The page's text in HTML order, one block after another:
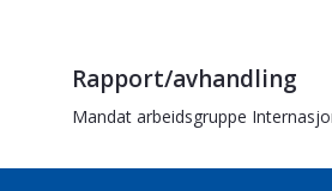
Rapport/avhandling
Mandat arbeidsgruppe